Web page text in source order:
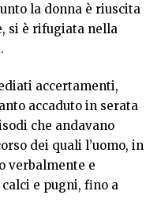
la donna è riuscita
si è rifugiata nella
accertamenti,
accaduto in serata
che andavano
dei quali l’uomo, in
verbalmente e
e pugni, fino a